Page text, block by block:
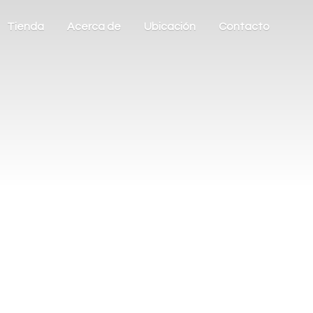
Tienda Acerca de Ubicación Contacto